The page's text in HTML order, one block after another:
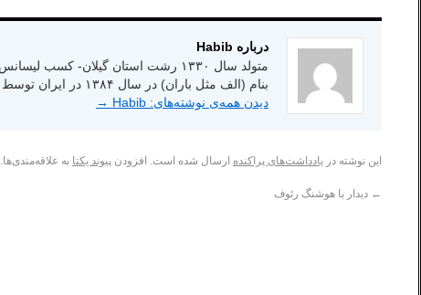
درباره Habib
بنام (الف مثل باران) در سال ۱۳۸۴ در ایران توسط انتشارات شاعر امروز.
دیدن همه‌ی نوشته‌های: Habib
→
این نوشته در یادداشت‌های پراکنده ارسال شده است. افزودن پیوند یکتا به علاقه‌مندی‌ها.
← دیدار با هوشنگ رئوف